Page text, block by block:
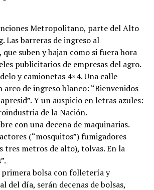
Metropolitano, parte del Alto
Las barreras de ingreso al
suben y bajan como si fuera hora
publicitarios de empresas del agro.
y camionetas 4×4. Una calle
de ingreso blanco: “Bienvenidos
Y un auspicio en letras azules:
de la Nación.
con una decena de maquinarias.
(“mosquitos”) fumigadores
tres metros de alto), tolvas. En la
bolsa con folletería y
del día, serán decenas de bolsas,